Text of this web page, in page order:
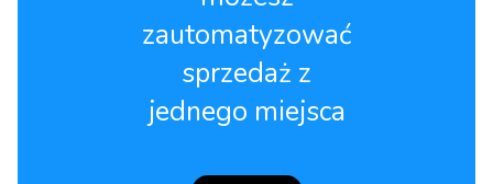
zautomatyzować
sprzedaż z
jednego miejsca